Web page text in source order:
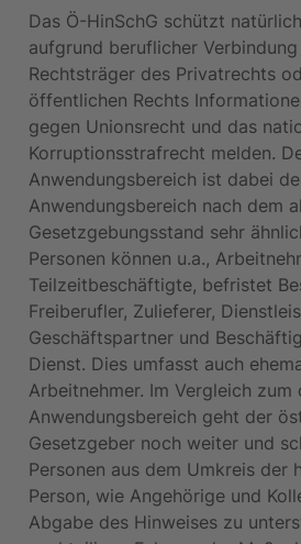
Das Ö-HinSchG schützt
aufgrund beruflicher
Rechtsträger des Privatrechts
öffentlichen Rechts
gegen Unionsrecht und das
Korruptionsstrafrecht melden.
Anwendungsbereich ist dabei
Anwendungsbereich nach dem
Gesetzgebungsstand sehr
Personen können u.a.,
Teilzeitbeschäftigte, befristet
Freiberufler, Zulieferer,
Geschäftspartner und
Dienst. Dies umfasst auch
Arbeitnehmer. Im Vergleich zum
Anwendungsbereich geht der
Gesetzgeber noch weiter und
Personen aus dem Umkreis der
Person, wie Angehörige und
Abgabe des Hinweises zu